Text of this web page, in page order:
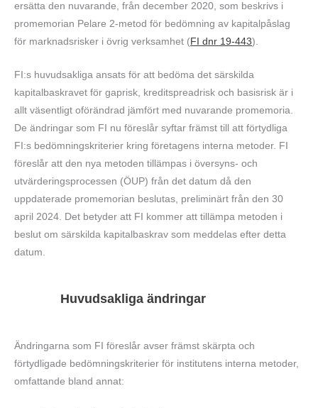
ersätta den nuvarande, från december 2020, som beskrivs i
promemorian Pelare 2-metod för bedömning av kapitalpåslag
för marknadsrisker i övrig verksamhet (FI dnr 19-443).
FI:s huvudsakliga ansats för att bedöma det särskilda
kapitalbaskravet för gaprisk, kreditspreadrisk och basisrisk är i
allt väsentligt oförändrad jämfört med nuvarande promemoria.
De ändringar som FI nu föreslår syftar främst till att förtydliga
FI:s bedömningskriterier kring företagens interna metoder. FI
föreslår att den nya metoden tillämpas i översyns- och
utvärderingsprocessen (ÖUP) från det datum då den
uppdaterade promemorian beslutas, preliminärt från den 30
april 2024. Det betyder att FI kommer att tillämpa metoden i
beslut om särskilda kapitalbaskrav som meddelas efter detta
datum.
Huvudsakliga ändringar
Ändringarna som FI föreslår avser främst skärpta och
förtydligade bedömningskriterier för institutens interna metoder,
omfattande bland annat: